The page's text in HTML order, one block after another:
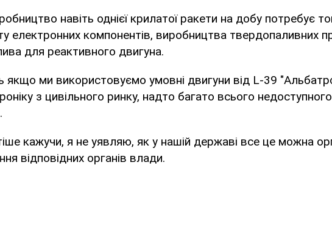
навіть однієї крилатої ракети на добу потребує
електронних компонентів, виробництва твердопаливних
для реактивного двигуна.
якщо ми використовуємо умовні двигуни від L-39
з цивільного ринку, надто багато всього
кажучи, я не уявляю, як у нашій державі все це можна
відповідних органів влади.